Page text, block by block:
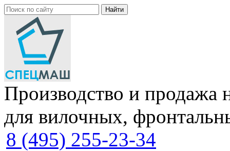
Производство и продажа
для вилочных,
8 (495) 255-23-34